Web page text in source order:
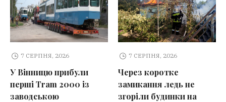
7 СЕРПНЯ, 2026
У Вінницю прибули
перші Tram 2000 із
заводською
7 СЕРПНЯ, 2026
Через коротке
замикання ледь не
згоріли будинки на